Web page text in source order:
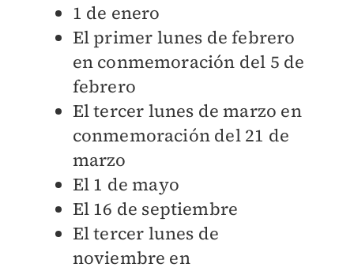
1 de enero
El primer lunes de febrero
en conmemoración del 5 de
febrero
El tercer lunes de marzo en
conmemoración del 21 de
marzo
El 1 de mayo
El 16 de septiembre
El tercer lunes de
noviembre en